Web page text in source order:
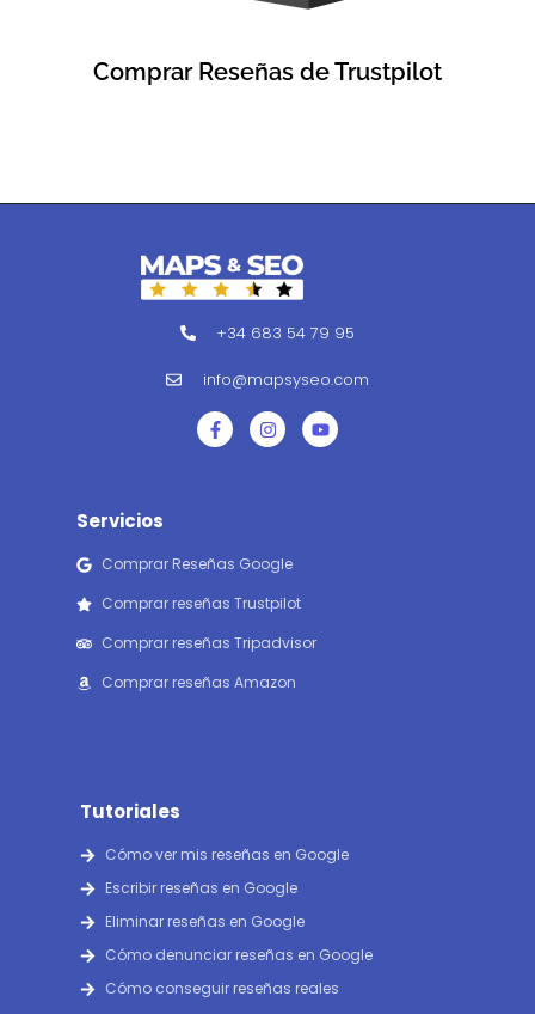
Comprar Reseñas de Trustpilot
+34 683 54 79 95
info@mapsyseo.com
Servicios
Comprar Reseñas Google
Comprar reseñas Trustpilot
Comprar reseñas Tripadvisor
Comprar reseñas Amazon
Tutoriales
Cómo ver mis reseñas en Google
Escribir reseñas en Google
Eliminar reseñas en Google
Cómo denunciar reseñas en Google
Cómo conseguir reseñas reales